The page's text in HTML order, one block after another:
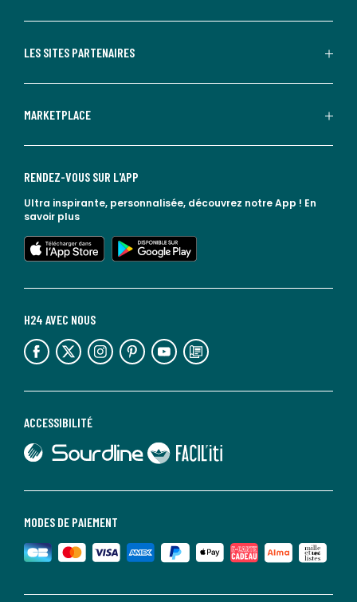
LES SITES PARTENAIRES
MARKETPLACE
MODES DE PAIEMENT
ACCESSIBILITÉ
lien vers Sourdline
lien vers Faciliti
H24 AVEC NOUS
lien vers l'espace réseaux sociaux lien vers l'espace réseaux sociaux lien vers l'espace réseaux sociaux lien vers l'espace réseaux sociaux lien vers l'espace réseaux sociaux lien vers le blog la redoute
RENDEZ-VOUS SUR L'APP
Ultra inspirante, personnalisée, découvrez notre App ! En
savoir plus
lien vers l'app store
lien vers google play